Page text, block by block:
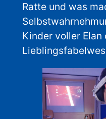
Ratte und was
Kinder voller